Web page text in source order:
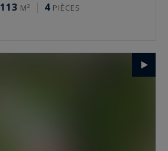
113 M² 4 PIÈCES